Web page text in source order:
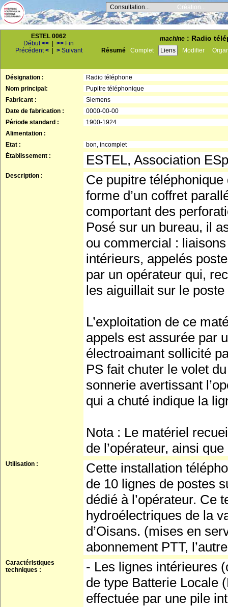
Consultation... Création...
ESTEL 0062
Début<< >> Fin
Précédent< > Suivant
machine : Radio
Résumé Complet Liens Modifier
Désignation :
Radio téléphone
Nom principal:
Pupitre téléphonique
Fabricant :
Siemens
Date de fabrication :
0000-00-00
Période standard :
1900-1924
Alimentation :
Etat :
bon, incomplet
Établissement :
ESTEL, Association
Description :
Ce pupitre
forme d’un coffret
comportant des
Posé sur un bureau, il
ou commercial :
intérieurs, appelés
par un opérateur qui,
les aiguillait sur le
L’exploitation de ce
appels est assurée par
électroaimant sollicité
PS fait chuter le volet
sonnerie avertissant
qui a chuté indique la
Nota : Le matériel
de l’opérateur, ainsi
Utilisation :
Cette installation
de 10 lignes de postes
dédié à l’opérateur. Ce
hydroélectriques de la
d’Oisans. (mises en
abonnement PTT,
Caractéristiques
techniques :
- Les lignes intérieures
de type Batterie Locale
effectuée par une pile